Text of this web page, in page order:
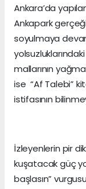
Ankara’da
Ankapark
soyulmaya
mallarının
ise “Af Talebi”
istifasının
İzleyenlerin pir
kuşatacak güç
başlasın”